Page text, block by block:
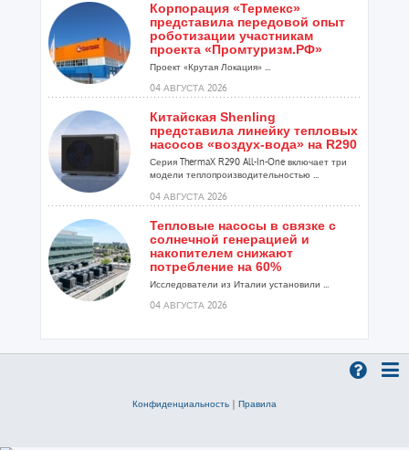
Корпорация «Термекс»
представила передовой опыт
роботизации участникам
проекта «Промтуризм.РФ»
Проект «Крутая Локация» ...
04 АВГУСТА 2026
Китайская Shenling
представила линейку тепловых
насосов «воздух-вода» на R290
Серия ThermaX R290 All-In-One включает три
модели теплопроизводительностью ...
04 АВГУСТА 2026
Тепловые насосы в связке с
солнечной генерацией и
накопителем снижают
потребление на 60%
Исследователи из Италии установили ...
04 АВГУСТА 2026
Конфиденциальность | Правила